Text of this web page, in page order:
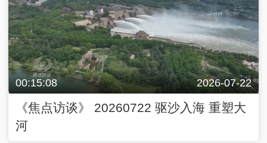
00:15:08 2026-07-22
《焦点访谈》 20260722 驱沙入海 重塑大
河